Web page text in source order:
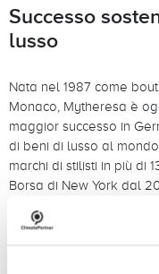
Successo
lusso
Nata nel 1987 come
Monaco, Mytheresa è
maggior successo in
di beni di lusso al
marchi di stilisti in più di
Borsa di New York dal
Per sviluppare il
sostenibile possibile,